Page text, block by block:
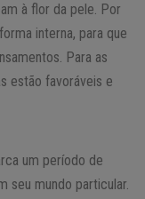
à flor da pele. Por
interna, para que
Para as
estão favoráveis e
um período de
seu mundo particular.